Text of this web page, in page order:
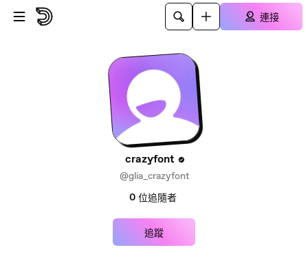
跳至主內容
連接
crazyfont
@glia_crazyfont
0 位追隨者
追蹤